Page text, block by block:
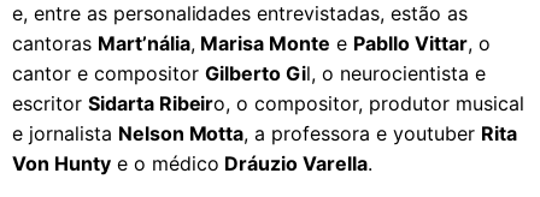
e, entre as personalidades entrevistadas, estão as
cantoras Mart’nália, Marisa Monte e Pabllo Vittar, o
cantor e compositor Gilberto Gil, o neurocientista e
escritor Sidarta Ribeiro, o compositor, produtor musical
e jornalista Nelson Motta, a professora e youtuber Rita
Von Huntye o médico Dráuzio Varella.